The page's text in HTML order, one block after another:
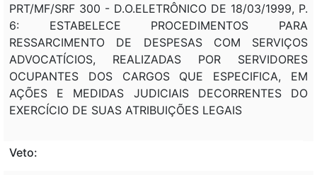
PRT/MF/SRF 300 - D.O.ELETRÔNICO DE 18/03/1999, P.
6: ESTABELECE PROCEDIMENTOS PARA
RESSARCIMENTO DE DESPESAS COM SERVIÇOS
ADVOCATÍCIOS, REALIZADAS POR SERVIDORES
OCUPANTES DOS CARGOS QUE ESPECIFICA, EM
AÇÕES E MEDIDAS JUDICIAIS DECORRENTES DO
EXERCÍCIO DE SUAS ATRIBUIÇÕES LEGAIS
Veto: